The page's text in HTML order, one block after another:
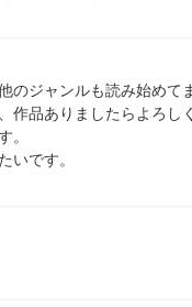
のジャンルも読み始めて
作品ありましたらよろし
。
いです。